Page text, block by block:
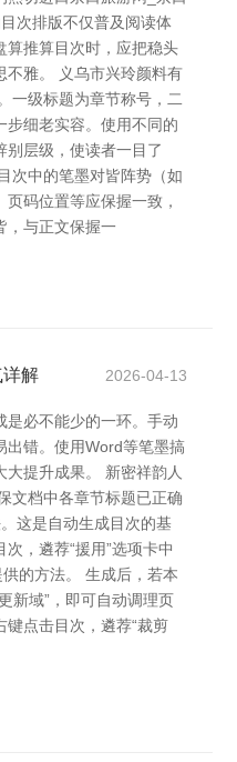
次排版不仅普及阅读体
算推算目次时，应把稳头
不雅。 义乌市兴玲颜料有
一级标题为章节称号，二
步细老实容。使用不同的
别层级，使读者一目了
次中的笔墨对皆阵势（如
码位置等应保握一致，
，与正文保握一
解 2026-04-13
是必不能少的一环。手动
出错。使用Word等笔墨搞
提升成果。 新密祥韵人
文档中各章节标题已正确
。这是自动生成目次的基
，遴荐“援用”选项卡中
的方法。 生成后，若本
新域”，即可自动调理页
点击目次，遴荐“裁剪